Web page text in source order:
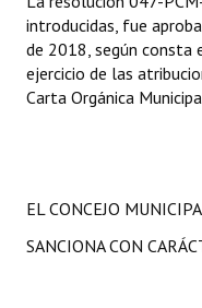
introducidas, fue
de 2018, según consta
ejercicio de las
Carta Orgánica
EL CONCEJO
SANCIONA CON